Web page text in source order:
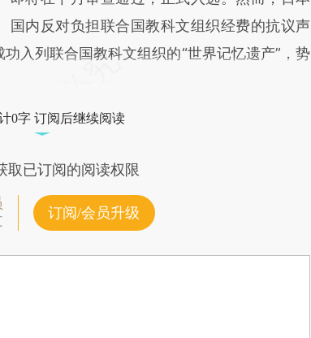
国内反对负担联合国教科文组织经费的抗议声
入列联合国教科文组织的“世界记忆遗产”，势
0字 订阅后继续阅读
取已订阅的阅读权限
订阅/会员升级